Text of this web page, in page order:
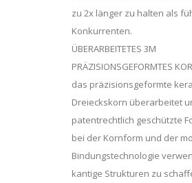
zu 2x länger zu halten als
Konkurrenten.
ÜBERARBEITETES 3M
PRÄZISIONSGEFORMTES
das präzisionsgeformte
Dreieckskorn überarbeitet
patentrechtlich geschützte
bei der Kornform und der
Bindungstechnologie
kantige Strukturen zu